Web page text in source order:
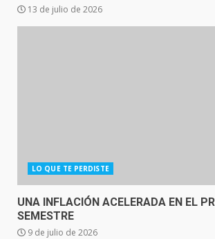
13 de julio de 2026
LO QUE TE PERDISTE
UNA INFLACIÓN ACELERADA EN EL
SEMESTRE
9 de julio de 2026